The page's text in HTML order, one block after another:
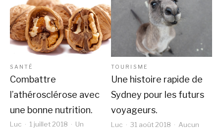
inoubliable
en
famille
SANTÉ
Combattre
l’athérosclérose avec
une bonne nutrition.
Luc 1 juillet 2018
Un
TOURISME
Une histoire rapide de
Sydney pour les futurs
voyageurs.
Luc 31 août 2018
Aucun